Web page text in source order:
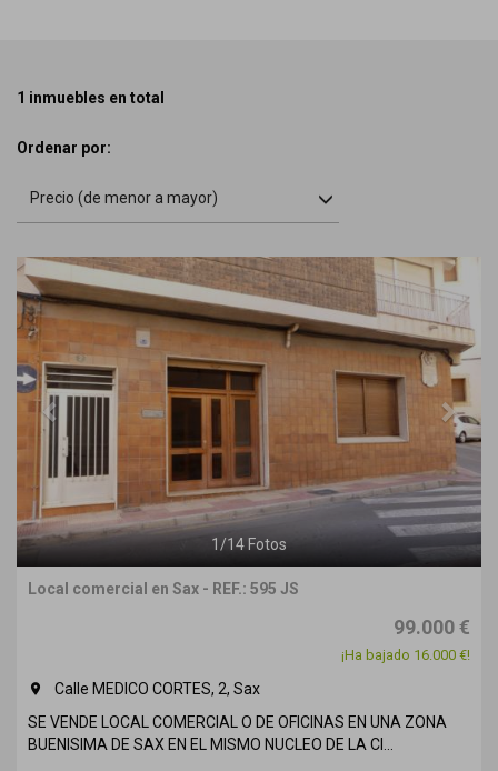
1 inmuebles en total
Ordenar por:
Precio (de menor a mayor)
Previous Next
1 /14 Fotos
Local comercial en Sax - REF.: 595 JS
99.000 €
¡Ha bajado 16.000 €!
room
Calle MEDICO CORTES, 2, Sax
SE VENDE LOCAL COMERCIAL O DE OFICINAS EN UNA ZONA
BUENISIMA DE SAX EN EL MISMO NUCLEO DE LA CI...